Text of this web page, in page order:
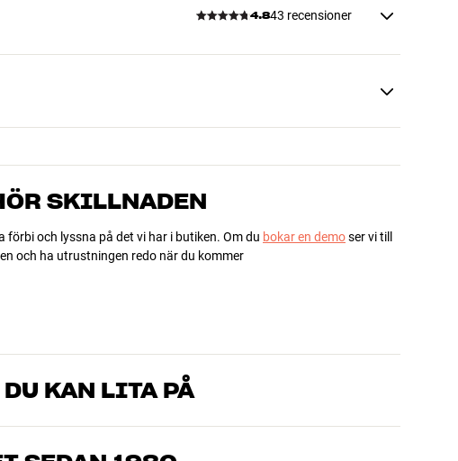
4.843 recensioner
SKILLNADEN
och lyssna på det vi har i butiken. Om du bokar en demoser vi till
och ha utrustningen redo när du kommer
KAN LITA PÅ
som kan produkterna och brinner för riktigt bra ljud – både till